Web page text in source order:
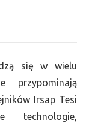
się w wielu
przypominają
Irsap Tesi
technologie,